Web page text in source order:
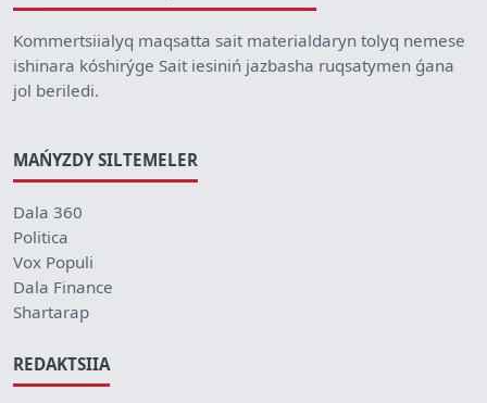
Kommertsiialyq maqsatta sait materialdaryn tolyq nemese
ishinara kóshirýge Sait iesiniń jazbasha ruqsatymen ǵana
jol beriledi.
MAŃYZDY SILTEMELER
Dala 360
Politica
Vox Populi
Dala Finance
Shartarap
REDAKTSIIA